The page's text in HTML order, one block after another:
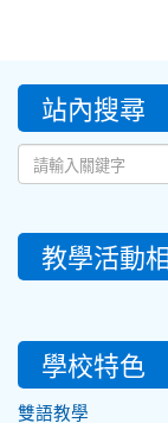
::: 站內搜尋
教學活動
學校特色
雙語教學